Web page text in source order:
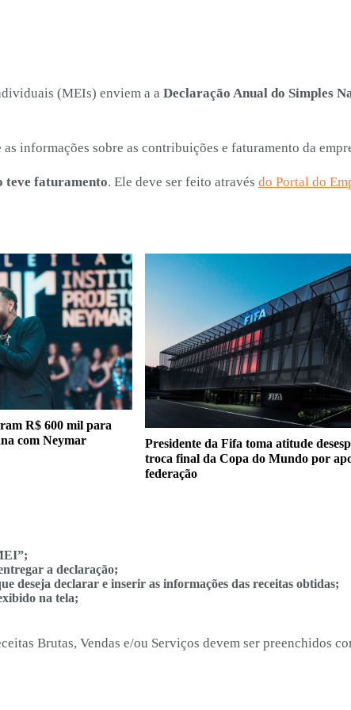
(MEIs) enviem a a Declaração Anual do Simples
informações sobre as contribuições e faturamento da
teve faturamento. Ele deve ser feito através do Portal do
R$ 600 mil para
com Neymar
Presidente da Fifa toma atitude
troca final da Copa do Mundo por
federação
a declaração;
deseja declarar e inserir as informações das receitas obtidas;
na tela;
Brutas, Vendas e/ou Serviços devem ser preenchidos